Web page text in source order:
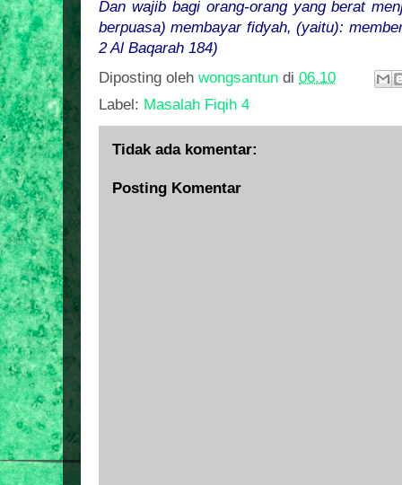
Dan wajib bagi orang-orang yang berat
berpuasa) membayar fidyah, (yaitu):
2 Al Baqarah 184)
Diposting oleh wongsantun di 06.10
Label: Masalah Fiqih 4
Tidak ada komentar:
Posting Komentar